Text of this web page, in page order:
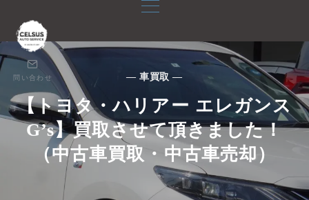
問い合わせ — 車買取 —
【トヨタ・ハリアー エレガンス
G’s】買取させて頂きました！
（中古車買取・中古車売却）